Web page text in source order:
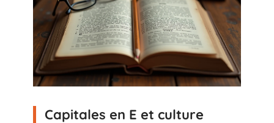
Capitales en E et culture